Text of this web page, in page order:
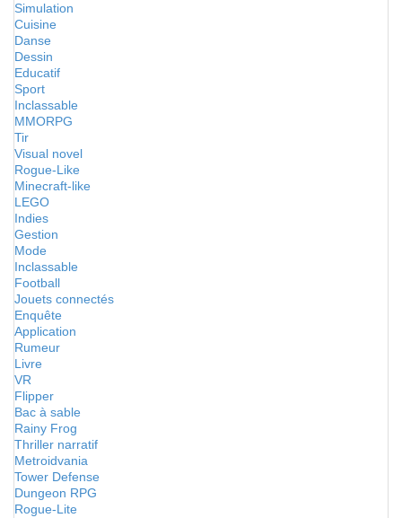
Simulation
Cuisine
Danse
Dessin
Educatif
Sport
Inclassable
MMORPG
Tir
Visual novel
Rogue-Like
Minecraft-like
LEGO
Indies
Gestion
Mode
Inclassable
Football
Jouets connectés
Enquête
Application
Rumeur
Livre
VR
Flipper
Bac à sable
Rainy Frog
Thriller narratif
Metroidvania
Tower Defense
Dungeon RPG
Rogue-Lite